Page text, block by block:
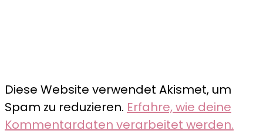
Diese Website verwendet Akismet, um
Spam zu reduzieren. Erfahre, wie deine
Kommentardaten verarbeitet werden.